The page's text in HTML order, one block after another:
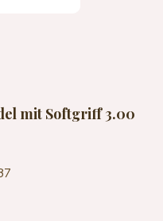
mit Softgriff 3.00